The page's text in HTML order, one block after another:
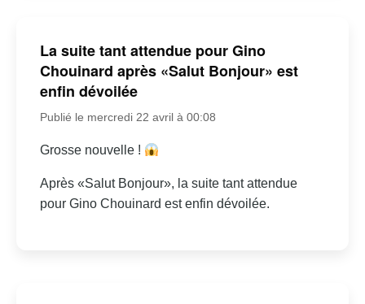
La suite tant attendue pour Gino
Chouinard après «Salut Bonjour» est
enfin dévoilée
Publié le mercredi 22 avril à 00:08
Grosse nouvelle !
Après «Salut Bonjour», la suite tant attendue
pour Gino Chouinard est enfin dévoilée.